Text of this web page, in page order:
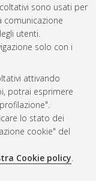
sono usati per
comunicazione
utenti.
solo con i
attivando
potrai esprimere
lo stato dei
cookie" del
Cookie policy.
6 20:48:38 2026